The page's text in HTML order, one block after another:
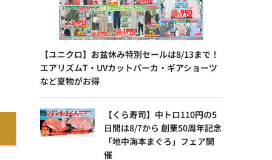
【ユニクロ】お盆休み特別セールは8/13まで！
エアリズムT・UVカットパーカ・ギアショーツ
など夏物がお得
【くら寿司】中トロ110円の5
日間は8/7から 創業50周年記念
「地中海本まぐろ」フェア開
催